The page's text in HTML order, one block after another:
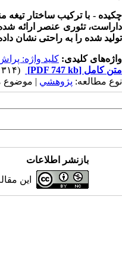
چکیده - با ترکیب ساختار تیغه
داراست، تئوری عنصر ارائه
تولید شده را به راحتی نشان
واژه‌های کلیدی: کلید واژه:
متن کامل [PDF 747 kb]
(۱۳۱۴ دریافت)
نوع مطالعه: پژوهشي | موضوع
بازنشر اطلاعات
این